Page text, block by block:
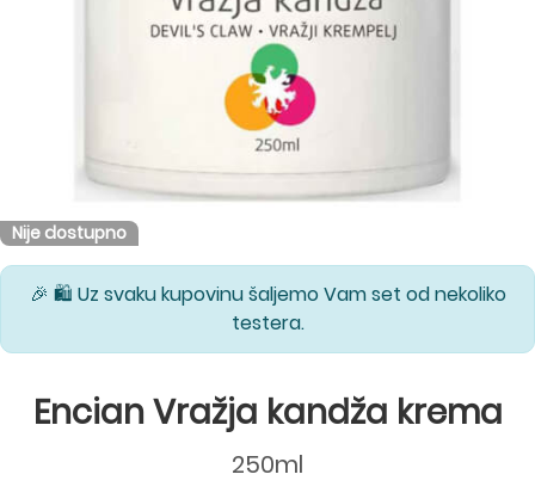
Nije dostupno
🎉 🛍️ Uz svaku kupovinu šaljemo Vam set od nekoliko
testera.
Encian Vražja kandža krema
250ml